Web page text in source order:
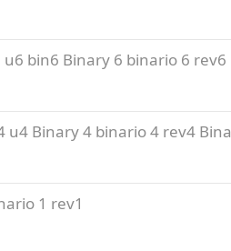
u6 bin6 Binary 6 binario 6 rev6
u4 Binary 4 binario 4 rev4
1 rev1